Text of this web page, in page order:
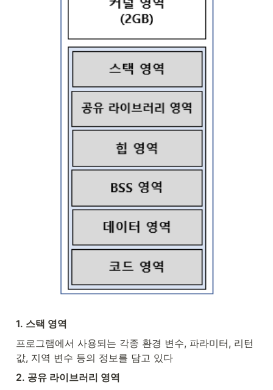
1. 스택 영역
프로그램에서 사용되는 각종 환경 변수, 파라미터, 리턴
값, 지역 변수 등의 정보를 담고 있다
2. 공유 라이브러리 영역